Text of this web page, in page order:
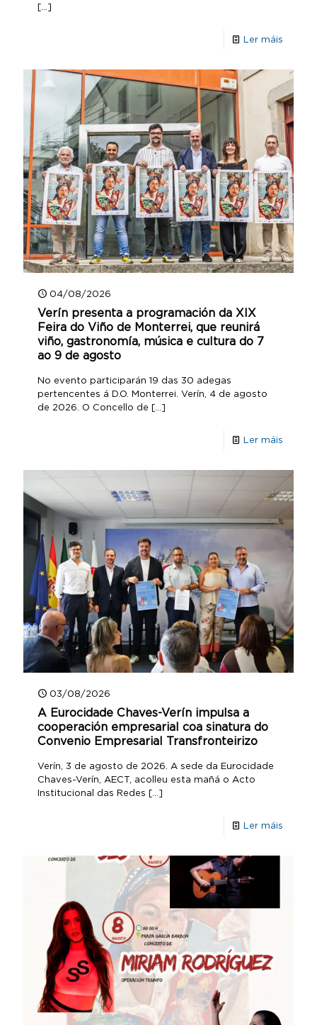
[…]
Ler máis
04/08/2026
Verín presenta a programación da XIX
Feira do Viño de Monterrei, que reunirá
viño, gastronomía, música e cultura do 7
ao 9 de agosto
No evento participarán 19 das 30 adegas
pertencentes á D.O. Monterrei. Verín, 4 de agosto
de 2026. O Concello de […]
Ler máis
03/08/2026
A Eurocidade Chaves-Verín impulsa a
cooperación empresarial coa sinatura do
Convenio Empresarial Transfronteirizo
Verín, 3 de agosto de 2026. A sede da Eurocidade
Chaves-Verín, AECT, acolleu esta mañá o Acto
Institucional das Redes […]
Ler máis